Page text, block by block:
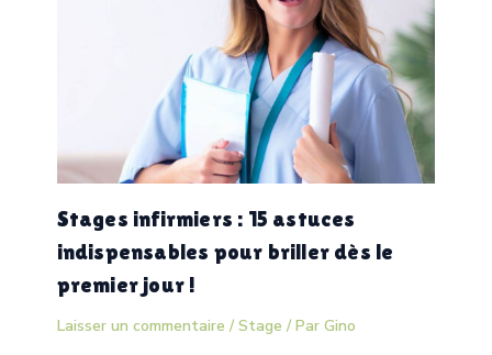
Stages infirmiers : 15 astuces
indispensables pour briller dès le
premier jour !
Laisser un commentaire / Stage / Par Gino